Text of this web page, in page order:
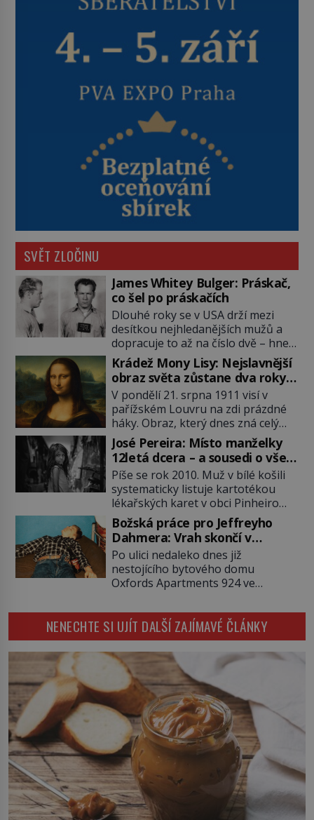
SVĚT ZLOČINU
James Whitey Bulger: Práskač,
co šel po práskačích
Dlouhé roky se v USA drží mezi
desítkou nejhledanějších mužů a
dopracuje to až na číslo dvě – hned
po Usámovi bin Ládinovi (1957–
2011). To je James „Whitey“ Bulger
(1929–2018) viněný ze spoluúčasti
na 19 vraždách, vydírání a lichvy. A
samozřejmě, krom toho je ještě
drogový dealer, který neváhá
odstranit z cesty všechny práskače,
zatímco […]
Krádež Mony Lisy: Nejslavnější
obraz světa zůstane dva roky
nezvěstný
V pondělí 21. srpna 1911 visí v
pařížském Louvru na zdi prázdné
háky. Obraz, který dnes zná celý
svět, je pryč. Zpočátku si nikdo
nemyslí, že jde o krádež.
Zaměstnanci jsou přesvědčeni, že
Mona Lisa je jen v restaurátorské
dílně nebo u fotografa. Když se
ukáže pravda, propukne jeden z
největších honů na zloděje v […]
José Pereira: Místo manželky
12letá dcera – a sousedi o všem
vědí!
Píše se rok 2010. Muž v bílé košili
systematicky listuje kartotékou
lékařských karet v obci Pinheiro
ležící asi 20 kilometrů od farmy s
podivínským majitelem. Něco tu
nesedí. Ledaže… Ledaže by ta
mladá dívka z farmy byla ne
manželkou, ale dcerou – a všechny
ty děti byly zplozené v incestu. Na
Božská práce pro Jeffreyho
Dahmera: Vrah skončí v
tratolišti krve ve vězeňských
umývárnách
Po ulici nedaleko dnes již
nestojícího bytového domu
Oxfords Apartments 924 ve
potácí zcela zmatený 14letý
Konerak Sinthasomphone. Když ho
zastaví policejní hlídka, ochable jí
nadiktuje adresu „jeho kamaráda“.
Strážníci ho dopraví zpět do
udaného bytu. Oním „kamarádem“
je ovšem jeden z nejslavnějších
vrahů, Jeffrey Dahmer (1960–1994).
Je 27. května 1991. […]
NENECHTE SI UJÍT DALŠÍ ZAJÍMAVÉ ČLÁNKY